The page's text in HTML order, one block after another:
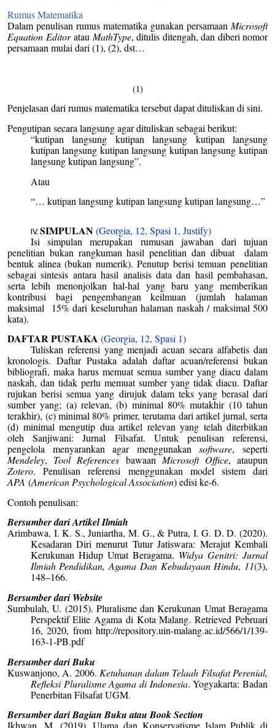
Rumus Matematika
Dalam penulisan rumus matematika gunakan persamaan Microsoft
Equation Editoratau MathType, ditulis ditengah, dan diberi nomor
persamaan mulai dari (1), (2), dst…
(1)
Penjelasan dari rumus matematika tersebut dapat dituliskan di sini.
Pengutipan secara langsung agar dituliskan sebagai berikut:
“kutipan langsung kutipan langsung kutipan langsung
kutipan langsung kutipan langsung kutipan langsung kutipan
langsung kutipan langsung”.
Atau
“… kutipan langsung kutipan langsung kutipan langsung…”
SIMPULAN(Georgia, 12, Spasi 1, Justify)
Isi simpulan merupakan rumusan jawaban dari tujuan
penelitian bukan rangkuman hasil penelitian dan dibuat dalam
bentuk alinea (bukan numerik). Penutup berisi temuan penelitian
sebagai sintesis antara hasil analisis data dan hasil pembahasan,
serta lebih menonjolkan hal-hal yang baru yang memberikan
kontribusi bagi pengembangan keilmuan (jumlah halaman
maksimal 15% dari keseluruhan halaman naskah / maksimal 500
kata).
DAFTAR PUSTAKA (Georgia, 12, Spasi 1)
Tuliskan referensi yang menjadi acuan secara alfabetis dan
kronologis. Daftar Pustaka adalah daftar acuan/referensi bukan
bibliografi, maka harus memuat semua sumber yang diacu dalam
naskah, dan tidak perlu memuat sumber yang tidak diacu. Daftar
rujukan berisi semua yang dirujuk dalam teks yang berasal dari
sumber yang; (a) relevan, (b) minimal 80% mutakhir (10 tahun
terakhir), (c) minimal 80% primer, terutama dari artikel jurnal, serta
(d) minimal mengutip dua artikel relevan yang telah diterbitkan
oleh Sanjiwani: Jurnal Filsafat. Untuk penulisan referensi,
pengelola menyarankan agar menggunakansoftware, seperti
Mendeley, Tool References bawaan Microsoft Office, ataupun
Zotero. Penulisan referensi menggunakan model sistem dari
APA (American Psychological Association) edisi ke-6.
Contoh penulisan:
Bersumber dari Artikel Ilmiah
Arimbawa, I. K. S., Juniartha, M. G., & Putra, I. G. D. D. (2020).
Kesadaran Diri menurut Tutur Jatiswara: Merajut Kembali
Kerukunan Hidup Umat Beragama. Widya Genitri: Jurnal
Ilmiah Pendidikan, Agama Dan Kebudayaan Hindu, 11(3),
148–166.
Bersumber dari Website
Sumbulah, U. (2015). Pluralisme dan Kerukunan Umat Beragama
Perspektif Elite Agama di Kota Malang. Retrieved Pebruari
16, 2020, from http://repository.uin-malang.ac.id/566/1/139-
163-1-PB.pdf
Bersumber dari Buku
Kuswanjono, A. 2006. Ketuhanan dalam Telaah Filsafat Perenial,
Refleksi Pluralisme Agama di Indonesia. Yogyakarta: Badan
Penerbitan Filsafat UGM.
Bersumber dari Bagian Buku atau Book Section